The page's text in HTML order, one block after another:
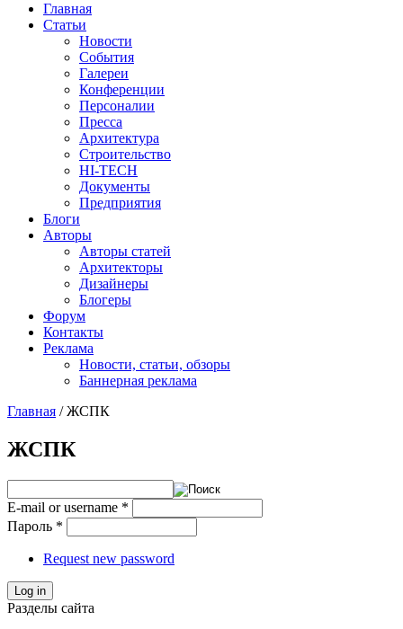
Главная
Статьи
Новости
События
Галереи
Конференции
Персоналии
Пресса
Архитектура
Строительство
HI-TECH
Документы
Предприятия
Блоги
Авторы
Авторы статей
Архитекторы
Дизайнеры
Блогеры
Форум
Контакты
Реклама
Новости, статьи, обзоры
Баннерная реклама
Главная / ЖСПК
ЖСПК
E-mail or username *
Пароль *
Request new password
Log in
Разделы сайта